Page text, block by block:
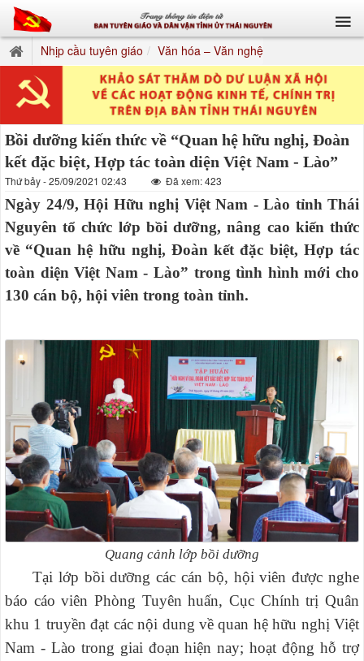
Nhịp cầu tuyên giáo Văn hóa – Văn nghệ
Bồi dưỡng kiến thức về “Quan hệ hữu nghị, Đoàn
kết đặc biệt, Hợp tác toàn diện Việt Nam - Lào”
Thứ bảy - 25/09/2021 02:43 Đã xem: 423
Ngày 24/9, Hội Hữu nghị Việt Nam - Lào tỉnh Thái
Nguyên tổ chức lớp bồi dưỡng, nâng cao kiến thức
về “Quan hệ hữu nghị, Đoàn kết đặc biệt, Hợp tác
toàn diện Việt Nam - Lào” trong tình hình mới cho
130 cán bộ, hội viên trong toàn tỉnh.
Quang cảnh lớp bồi dưỡng
Tại lớp bồi dưỡng các cán bộ, hội viên được nghe
báo cáo viên Phòng Tuyên huấn, Cục Chính trị Quân
khu 1 truyền đạt các nội dung về quan hệ hữu nghị Việt
Nam - Lào trong giai đoạn hiện nay; hoạt động hỗ trợ